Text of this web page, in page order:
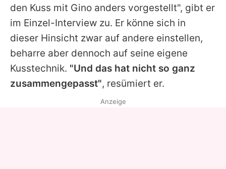
den Kuss mit Gino anders vorgestellt", gibt er
im Einzel-Interview zu. Er könne sich in
dieser Hinsicht zwar auf andere einstellen,
beharre aber dennoch auf seine eigene
Kusstechnik. "Und das hat nicht so ganz
zusammengepasst", resümiert er.
Anzeige